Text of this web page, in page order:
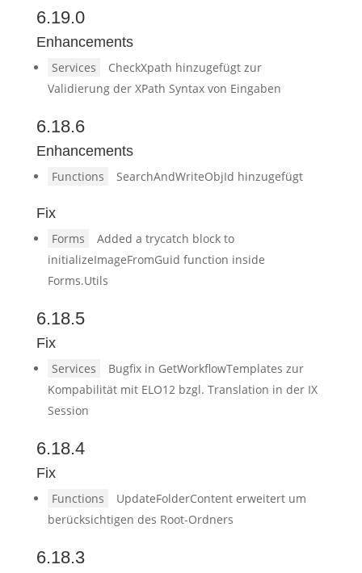
6.19.0
Enhancements
Services
CheckXpath hinzugefügt zur
Validierung der XPath Syntax von Eingaben
6.18.6
Enhancements
Functions SearchAndWriteObjId hinzugefügt
Fix
Forms
Added a trycatch block to
initializeImageFromGuid function inside
Forms.Utils
6.18.5
Fix
Services
Bugfix in GetWorkflowTemplates zur
Kompabilität mit ELO12 bzgl. Translation in der IX
Session
6.18.4
Fix
Functions
UpdateFolderContent erweitert um
berücksichtigen des Root-Ordners
6.18.3